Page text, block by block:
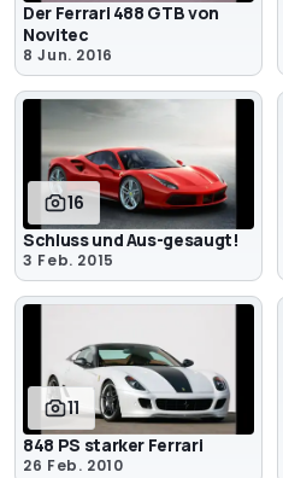
Der Ferrari 488 GTB von
Novitec
8 Jun. 2016
16
Schluss und Aus-gesaugt!
3 Feb. 2015
11
848 PS starker Ferrari
26 Feb. 2010